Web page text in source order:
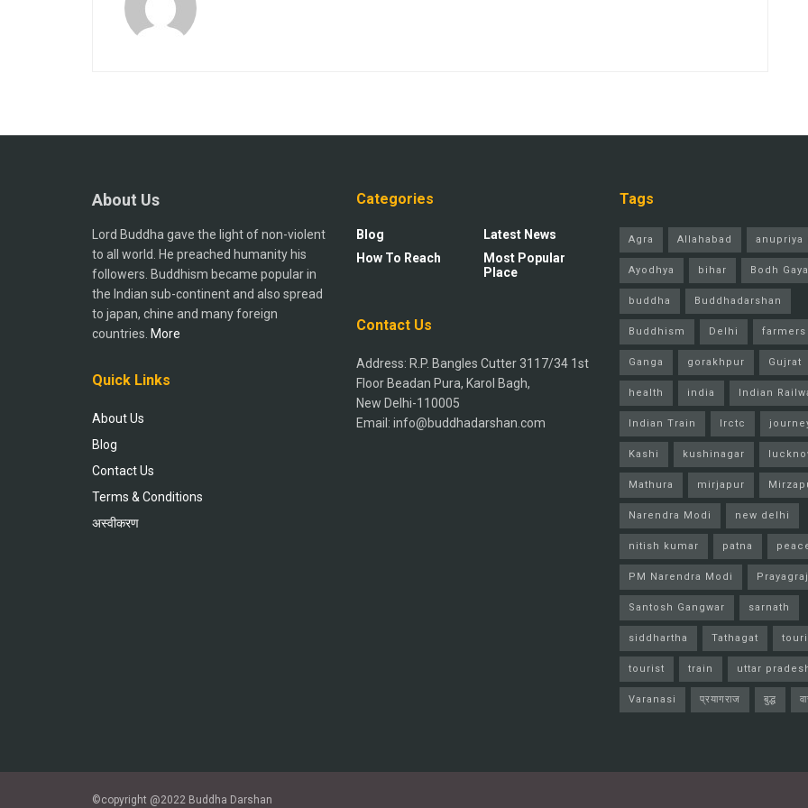
About Us
Lord Buddha gave the light of non-violent
to all world. He preached humanity his
followers. Buddhism became popular in
the Indian sub-continent and also spread
to japan, chine and many foreign
countries. More
Quick Links
About Us
Blog
Contact Us
Terms & Conditions
अस्वीकरण
Categories
Blog
How To Reach
Latest News
Most Popular
Place
Contact Us
Address: R.P. Bangles Cutter 3117/34 1st
Floor Beadan Pura, Karol Bagh,
New Delhi-110005
Email: info@buddhadarshan.com
Tags
Agra Allahabad anupriya
Ayodhya bihar Bodh Gaya
buddha Buddhadarshan
Buddhism Delhi farmers
Ganga gorakhpur Gujrat
health india Indian
Indian Train Irctc
Kashi kushinagar
Mathura mirjapur
Narendra Modi new delhi
nitish kumar patna
PM Narendra Modi Prayagraj
Santosh Gangwar sarnath
siddhartha Tathagat
tourist train uttar
Varanasi प्रयागराज बुद्ध
©copyright @2022 Buddha Darshan